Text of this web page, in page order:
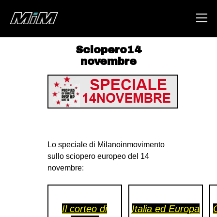
HOME
ABOUT
AREA
CSOA LAMBRETTA
STUDENTI TSUNAMI
ZAM
Sciopero14
novembre
Lo speciale di Milanoinmovimento
sullo sciopero europeo del 14
novembre:
Il corteo di
Italia ed Europa